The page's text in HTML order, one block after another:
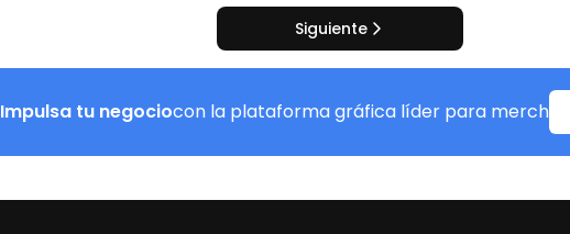
Siguiente
Impulsa tu negociocon la plataforma gráfica líder para merch